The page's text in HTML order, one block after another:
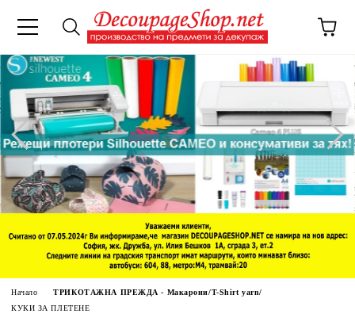
Начало
ТРИКОТАЖНА ПРЕЖДА - Макарони/T-Shirt yarn/
КУКИ ЗА ПЛЕТЕНЕ